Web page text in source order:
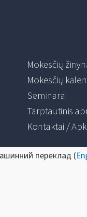
Mokesčių
Mokesčių
Seminarai
Tarptautinis
Kontaktai /
переклад (